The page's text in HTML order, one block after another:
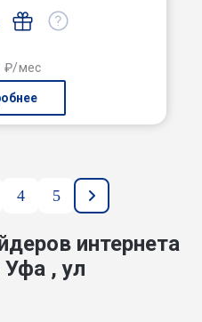
₽/мес
4 5
интернета
, ул